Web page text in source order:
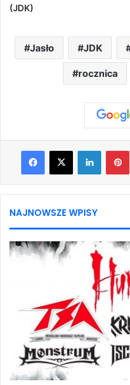
(JDK)
Jasło JDK
rocznica
Facebook
X LinkedIn
NAJNOWSZE WPISY